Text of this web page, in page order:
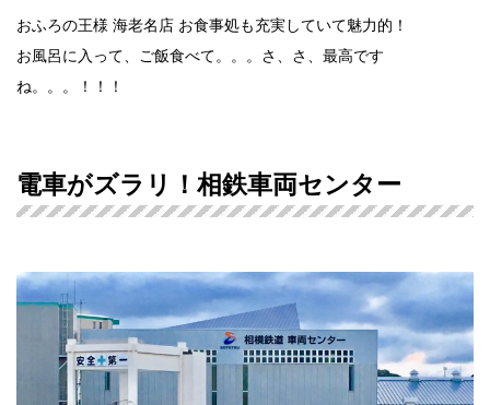
おふろの王様 海老名店 お食事処も充実していて魅力的！
お風呂に入って、ご飯食べて。。。さ、さ、最高です
ね。。。！！！
電車がズラリ！相鉄車両センター